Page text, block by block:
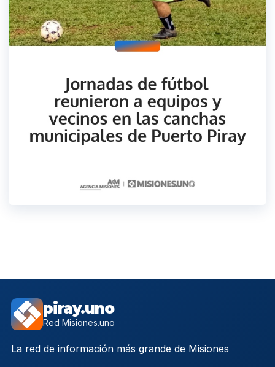
piray.uno
Red Misiones.uno
La red de información más grande de Misiones